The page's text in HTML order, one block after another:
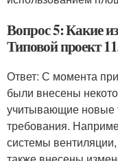
Вопрос 5: Какие
Типовой проект
Ответ: С момента
были внесены
учитывающие новые
требования.
системы